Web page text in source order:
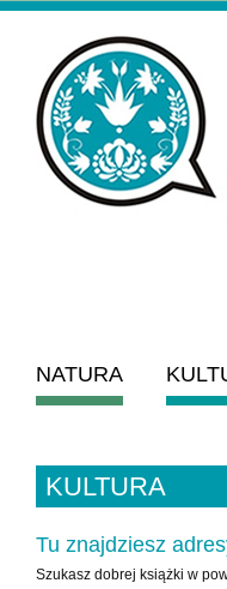
NATURA
KULTURA
Tu znajdziesz
Szukasz dobrej książki w